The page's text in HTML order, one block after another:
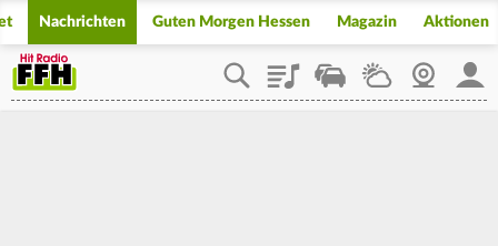
Nachrichten Guten Morgen Hessen Magazin Aktionen
PlaylistStaupilotWetterWebcam